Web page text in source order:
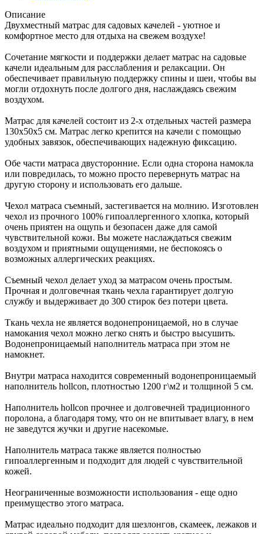
Описание
Двухместный матрас для садовых качелей - уютное и
комфортное место для отдыха на свежем воздухе!
Сочетание мягкости и поддержки делает матрас на садовые
качели идеальным для расслабления и релаксации. Он
обеспечивает правильную поддержку спины и шеи, чтобы вы
могли отдохнуть после долгого дня, наслаждаясь свежим
воздухом.
Матрас для качелей состоит из 2-х отдельных частей размера
130х50х5 см. Матрас легко крепится на качели с помощью
удобных завязок, обеспечивающих надежную фиксацию.
Обе части матраса двусторонние. Если одна сторона намокла
или повредилась, то можно просто перевернуть матрас на
другую сторону и использовать его дальше.
Чехол матраса съемный, застегивается на молнию. Изготовлен
чехол из прочного 100% гипоаллергенного хлопка, который
очень приятен на ощупь и безопасен даже для самой
чувствительной кожи. Вы можете наслаждаться свежим
воздухом и приятными ощущениями, не беспокоясь о
возможных аллергических реакциях.
Съемный чехол делает уход за матрасом очень простым.
Прочная и долговечная ткань чехла гарантирует долгую
службу и выдерживает до 300 стирок без потери цвета.
Ткань чехла не является водонепроницаемой, но в случае
намокания чехол можно легко снять и быстро высушить.
Водонепроницаемый наполнитель матраса при этом не
намокнет.
Внутри матраса находится современный водонепроницаемый
наполнитель hollcon, плотностью 1200 г\м2 и толщиной 5 см.
Наполнитель hollcon прочнее и долговечней традиционного
поролона, а благодаря тому, что он не впитывает влагу, в нем
не заведутся жучки и другие насекомые.
Наполнитель матраса также является полностью
гипоаллергенным и подходит для людей с чувствительной
кожей.
Неограниченные возможности использования - еще одно
преимущество этого матраса.
Матрас идеально подходит для шезлонгов, скамеек, лежаков и